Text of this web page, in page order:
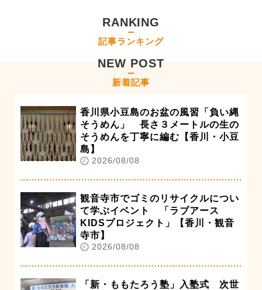
RANKING
記事ランキング
NEW POST
新着記事
香川県小豆島のお盆の風習「負い縄
そうめん」 長さ３メートルの生の
そうめんを丁寧に編む【香川・小豆
島】
2026/08/08
観音寺市でゴミのリサイクルについ
て学ぶイベント 「ラブアース
KIDSプロジェクト」【香川・観音
寺市】
2026/08/08
「新・ももたろう塾」入塾式 次世